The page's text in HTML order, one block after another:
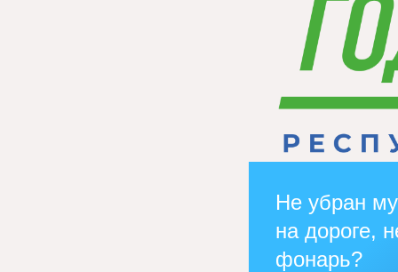
Не убран
на дороге,
фонарь?